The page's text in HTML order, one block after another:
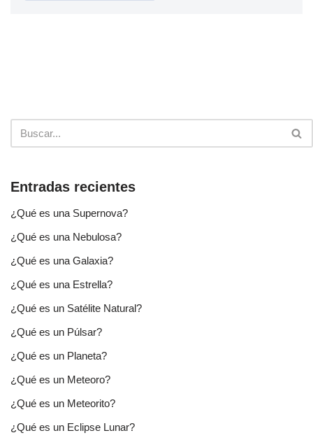
Entradas recientes
¿Qué es una Supernova?
¿Qué es una Nebulosa?
¿Qué es una Galaxia?
¿Qué es una Estrella?
¿Qué es un Satélite Natural?
¿Qué es un Púlsar?
¿Qué es un Planeta?
¿Qué es un Meteoro?
¿Qué es un Meteorito?
¿Qué es un Eclipse Lunar?